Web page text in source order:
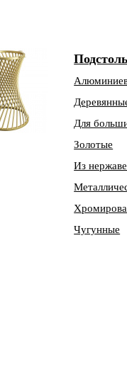
Для
Золотые
Из
Чугунные